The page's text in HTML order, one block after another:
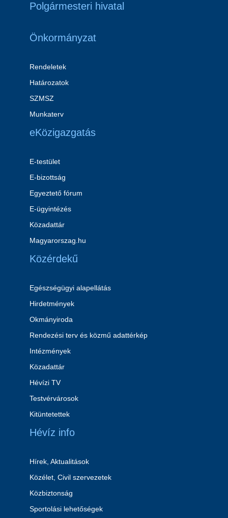
Polgármesteri hivatal
Önkormányzat
Rendeletek
Határozatok
SZMSZ
Munkaterv
eKözigazgatás
E-testület
E-bizottság
Egyeztető fórum
E-ügyintézés
Közadattár
Magyarorszag.hu
Közérdekű
Egészségügyi alapellátás
Hirdetmények
Okmányiroda
Rendezési terv és közmű adattérkép
Intézmények
Közadattár
Hévízi TV
Testvérvárosok
Kitüntetettek
Hévíz info
Hírek, Aktualitások
Közélet, Civil szervezetek
Közbiztonság
Sportolási lehetőségek